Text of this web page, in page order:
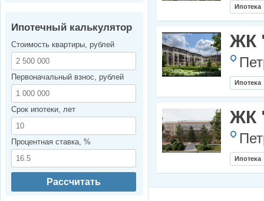
Ипотека
ЖК
Ипотека
ЖК
Ипотека
Ипотечный калькулятор
Стоимость квартиры, рублей
Первоначальный взнос, рублей
Срок ипотеки, лет
Процентная ставка, %
Рассчитать